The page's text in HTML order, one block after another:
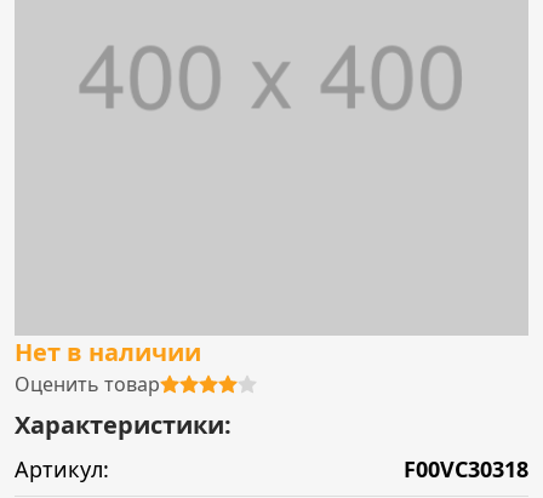
Нет в наличии
Оценить товар
Характеристики:
Артикул:
F00VC30318